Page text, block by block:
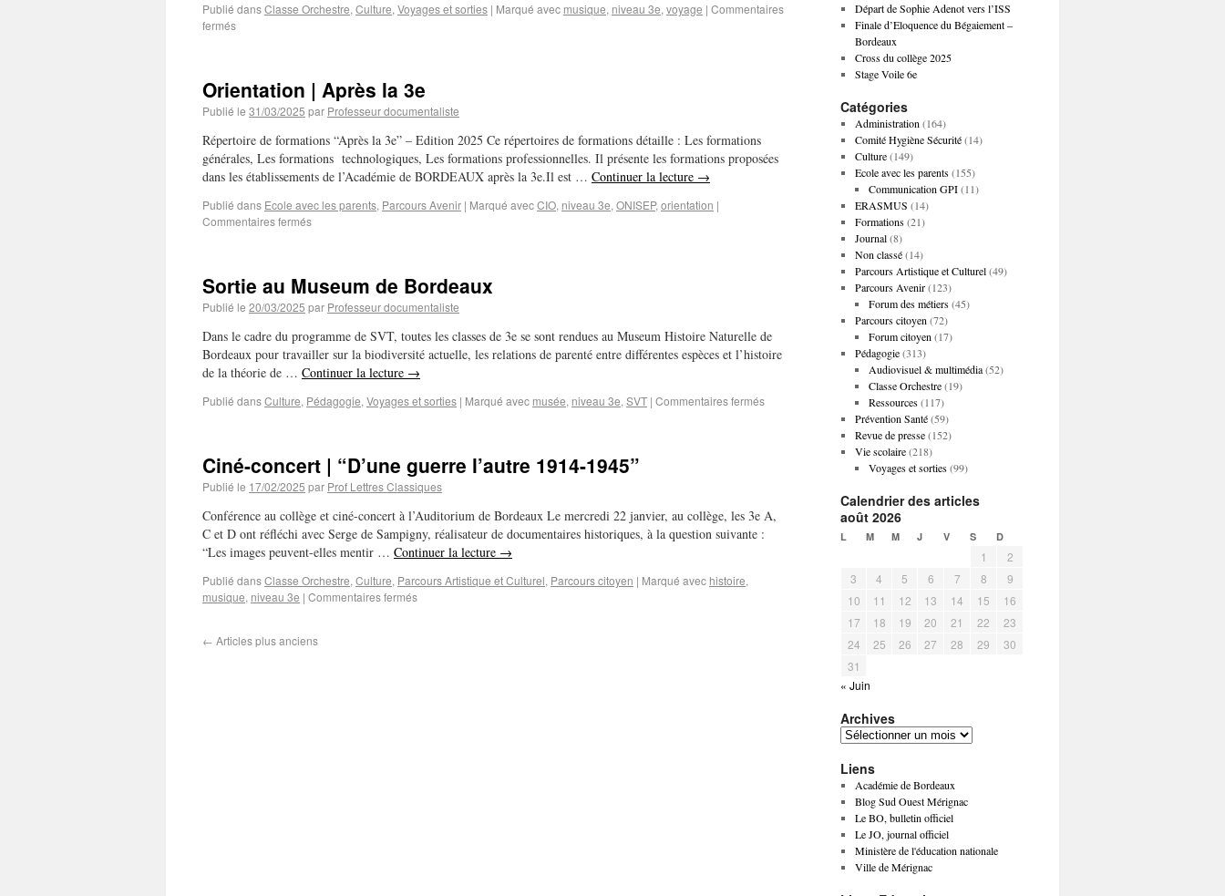
Publié dansClasse Orchestre, Culture, Voyages et sorties | Marqué avec musique, niveau 3e, voyage | Commentaires
fermés
Orientation | Après la 3e
Publié le 31/03/2025 par Professeur documentaliste
Répertoire de formations “Après la 3e” – Edition 2025 Ce répertoires de formations détaille : Les formations
générales, Les formations technologiques, Les formations professionnelles. Il présente les formations proposées
dans les établissements de l’Académie de BORDEAUX après la 3e.Il est … Continuer la lecture →
Publié dans Ecole avec les parents, Parcours Avenir | Marqué avecCIO, niveau 3e, ONISEP, orientation |
Commentaires fermés
Sortie au Museum de Bordeaux
Publié le 20/03/2025 par Professeur documentaliste
Dans le cadre du programme de SVT, toutes les classes de 3e se sont rendues au Museum Histoire Naturelle de
Bordeaux pour travailler sur la biodiversité actuelle, les relations de parenté entre différentes espèces et l’histoire
de la théorie de … Continuer la lecture →
Publié dansCulture, Pédagogie, Voyages et sorties | Marqué avec musée, niveau 3e, SVT | Commentaires fermés
Ciné-concert | “D’une guerre l’autre 1914-1945”
Publié le 17/02/2025 par Prof Lettres Classiques
Conférence au collège et ciné-concert à l’Auditorium de Bordeaux Le mercredi 22 janvier, au collège, les 3e A,
C et D ont réfléchi avec Serge de Sampigny, réalisateur de documentaires historiques, à la question suivante :
“Les images peuvent-elles mentir … Continuer la lecture →
Publié dansClasse Orchestre, Culture, Parcours Artistique et Culturel, Parcours citoyen | Marqué avec histoire,
musique, niveau 3e | Commentaires fermés
← Articles plus anciens
Départ de Sophie Adenot vers l’ISS
Finale d’Eloquence du Bégaiement –
Bordeaux
Cross du collège 2025
Stage Voile 6e
Catégories
Administration (164)
Comité Hygiène Sécurité(14)
Culture(149)
Ecole avec les parents(155)
Communication GPI(11)
ERASMUS (14)
Formations(21)
Journal(8)
Non classé(14)
Parcours Artistique et Culturel(49)
Parcours Avenir(123)
Forum des métiers(45)
Parcours citoyen (72)
Forum citoyen (17)
Pédagogie(313)
Audiovisuel & multimédia(52)
Classe Orchestre(19)
Ressources(117)
Prévention Santé(59)
Revue de presse(152)
Vie scolaire(218)
Voyages et sorties(99)
Calendrier des articles
août 2026
L M M J V S D
« Juin
1
2
3
4 5 6 7 8
9
10
11 12 13 14 15
16
17
18 19 20 21 22
23
24
25 26 27 28 29
30
31
Archives
Liens
Académie de Bordeaux
Blog Sud Ouest Mérignac
Le BO, bulletin officiel
Le JO, journal officiel
Ministère de l'éducation nationale
Ville de Mérignac